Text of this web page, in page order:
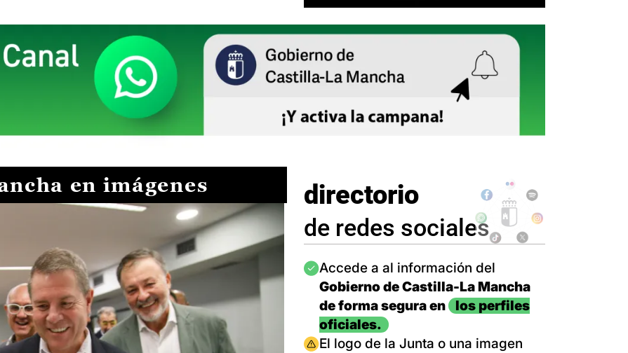
en imágenes directorio
de redes sociales
Imagen
Accede a al información del
Gobierno de Castilla-La Mancha
de forma segura en
los perfiles
oficiales.
Imagen
El logo de la Junta o una imagen